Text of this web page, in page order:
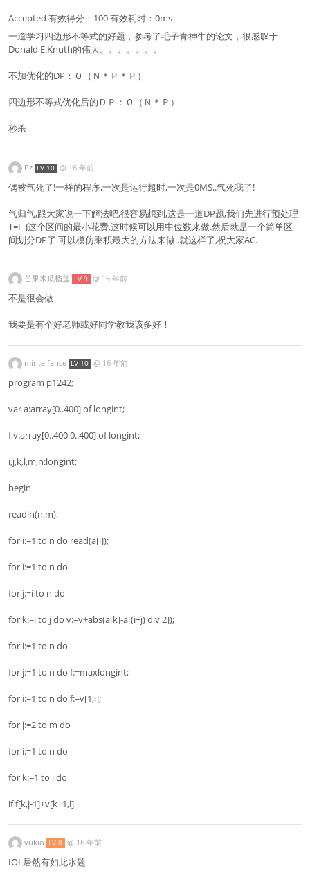
Accepted 有效得分：100 有效耗时：0ms
一道学习四边形不等式的好题，参考了毛子青神牛的论文，很感叹于
Donald E.Knuth的伟大。。。。。。。
不加优化的DP：Ｏ（Ｎ＊Ｐ＊Ｐ）
四边形不等式优化后的ＤＰ：Ｏ（Ｎ＊Ｐ）
秒杀
Pz LV 10 @ 16 年前
偶被气死了!一样的程序,一次是运行超时,一次是0MS..气死我了!
气归气,跟大家说一下解法吧,很容易想到,这是一道DP题,我们先进行预处理
T=I~J这个区间的最小花费,这时候可以用中位数来做.然后就是一个简单区
间划分DP了.可以模仿乘积最大的方法来做..就这样了,祝大家AC.
芒果木瓜榴莲 LV 9 @ 16 年前
不是很会做
我要是有个好老师或好同学教我该多好！
mintalfance LV 10 @ 16 年前
program p1242;
var a:array[0..400] of longint;
f,v:array[0..400,0..400] of longint;
i,j,k,l,m,n:longint;
begin
readln(n,m);
for i:=1 to n do read(a[i]);
for i:=1 to n do
for j:=i to n do
for k:=i to j do v:=v+abs(a[k]-a[(i+j) div 2]);
for i:=1 to n do
for j:=1 to n do f:=maxlongint;
for i:=1 to n do f:=v[1,i];
for j:=2 to m do
for i:=1 to n do
for k:=1 to i do
if f[k,j-1]+v[k+1,i]
yukio LV 8 @ 16 年前
IOI 居然有如此水题